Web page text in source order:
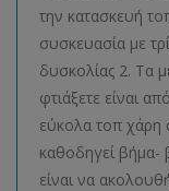
την κατασκευή
συσκευασία με
δυσκολίας 2. Τα
φτιάξετε είναι
εύκολα τοπ χάρη
καθοδηγεί βήμα-
είναι να